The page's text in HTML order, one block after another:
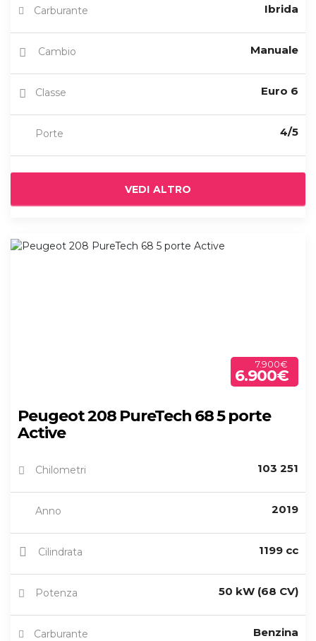
Carburante Ibrida
Cambio Manuale
Classe Euro 6
Porte 4/5
VEDI ALTRO
7.900€
6.900€
Peugeot 208 PureTech 68 5 porte
Active
Chilometri 103 251
Anno 2019
Cilindrata 1199 cc
Potenza 50 kW (68 CV)
Carburante Benzina